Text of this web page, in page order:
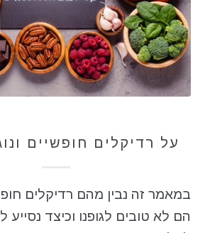
על רדיקלים חופשיים
במאמר זה נבין מהם רדיקלים
הם לא טובים לגופנו וכיצד נסייע